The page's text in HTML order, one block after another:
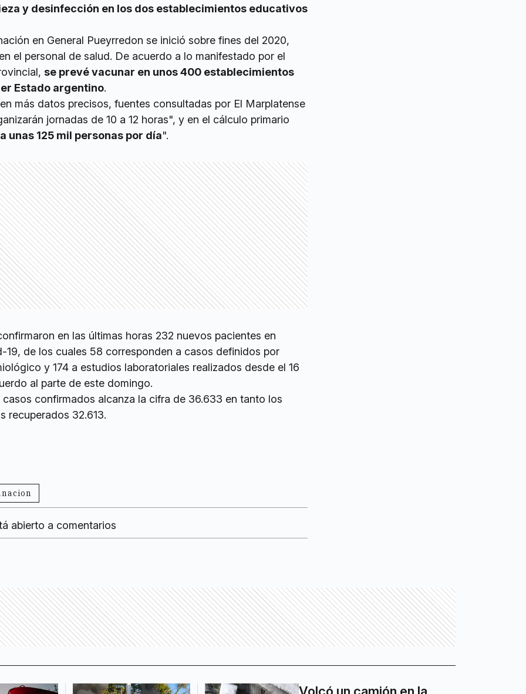
y desinfección en los dos establecimientos educativos
en General Pueyrredon se inició sobre fines del 2020,
el personal de salud. De acuerdo a lo manifestado por el
se prevé vacunar en unos 400 establecimientos
Estado argentino.
más datos precisos, fuentes consultadas por El Marplatense
jornadas de 10 a 12 horas", y en el cálculo primario
unas 125 mil personas por día".
en las últimas horas 232 nuevos pacientes en
19, de los cuales 58 corresponden a casos definidos por
y 174 a estudios laboratoriales realizados desde el 16
al parte de este domingo.
confirmados alcanza la cifra de 36.633 en tanto los
recuperados 32.613.
abierto a comentarios